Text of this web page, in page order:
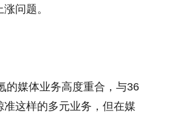
问题。
的媒体业务高度重合，与36
这样的多元业务，但在媒